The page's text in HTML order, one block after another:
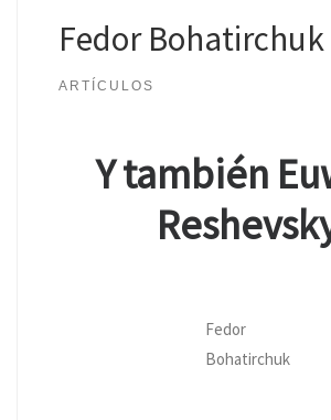
Fedor Bohatirchuk
ARTÍCULOS
Y también
Fedor
Bohatirchuk